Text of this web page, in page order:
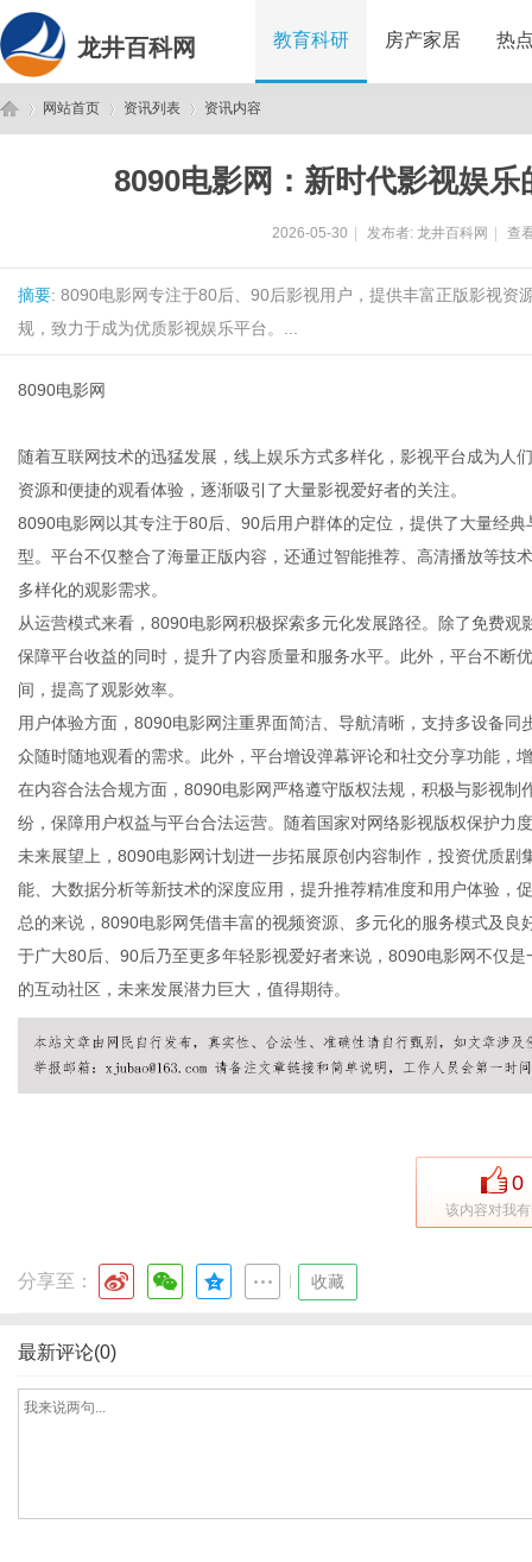
龙井百科网 教育科研 房产家居 热
网站首页 资讯列表 资讯内容
8090电影网：新时代影视娱
2026-05-30 发布者: 龙井百科网 查
摘要: 8090电影网专注于80后、90后影视用户，提供丰富正版影视
规，致力于成为优质影视娱乐平台。...
8090电影网
随着互联网技术的迅猛发展，线上娱乐方式多样化，影视平台成为人
资源和便捷的观看体验，逐渐吸引了大量影视爱好者的关注。
8090电影网以其专注于80后、90后用户群体的定位，提供了大量经
型。平台不仅整合了海量正版内容，还通过智能推荐、高清播放等技
多样化的观影需求。
从运营模式来看，8090电影网积极探索多元化发展路径。除了免费
保障平台收益的同时，提升了内容质量和服务水平。此外，平台不断
间，提高了观影效率。
用户体验方面，8090电影网注重界面简洁、导航清晰，支持多设备
众随时随地观看的需求。此外，平台增设弹幕评论和社交分享功能，
在内容合法合规方面，8090电影网严格遵守版权法规，积极与影视
纷，保障用户权益与平台合法运营。随着国家对网络影视版权保护力
未来展望上，8090电影网计划进一步拓展原创内容制作，投资优质
能、大数据分析等新技术的深度应用，提升推荐精准度和用户体验，
总的来说，8090电影网凭借丰富的视频资源、多元化的服务模式及
于广大80后、90后乃至更多年轻影视爱好者来说，8090电影网不仅
的互动社区，未来发展潜力巨大，值得期待。
0
该内容对我
分享至： 收藏
最新评论(0)